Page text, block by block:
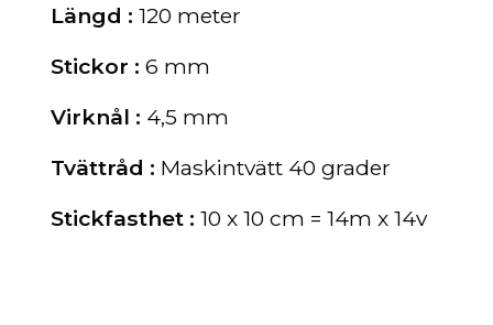
Längd : 120 meter
Stickor : 6 mm
Virknål : 4,5 mm
Tvättråd : Maskintvätt 40 grader
Stickfasthet : 10 x 10 cm = 14m x 14v